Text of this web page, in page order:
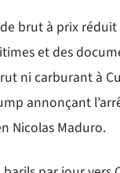
brut à prix
et des
ni carburant à
annonçant
Nicolas Maduro.